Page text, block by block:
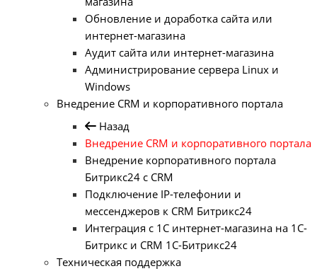
Обновление и доработка сайта или
интернет-магазина
Аудит сайта или интернет-магазина
Администрирование сервера Linux и
Windows
Внедрение CRM и корпоративного портала
Назад
Внедрение CRM и корпоративного портала
Внедрение корпоративного портала
Битрикс24 с CRM
Подключение IP-телефонии и
мессенджеров к CRM Битрикс24
Интеграция с 1С интернет-магазина на 1С-
Битрикс и CRM 1С-Битрикс24
Техническая поддержка